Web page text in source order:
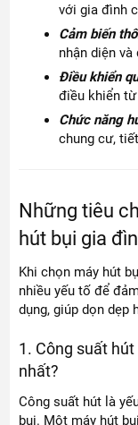
với gia đình
Cảm biến
nhận diện
Điều khiển
điều khiển từ
Chức năng
chung cư,
Những tiêu
hút bụi gia
Khi chọn máy hút
nhiều yếu tố để
dụng, giúp dọn dẹp
1. Công suất
nhất?
Công suất hút là
bụi. Một máy hút